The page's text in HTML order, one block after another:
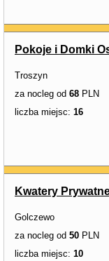
Pokoje i Domki
Troszyn
za nocleg od 68 PLN
liczba miejsc: 16
Kwatery
Golczewo
za nocleg od 50 PLN
liczba miejsc: 10